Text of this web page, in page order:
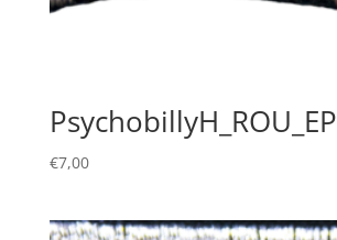
PsychobillyH_ROU_EP
€7,00